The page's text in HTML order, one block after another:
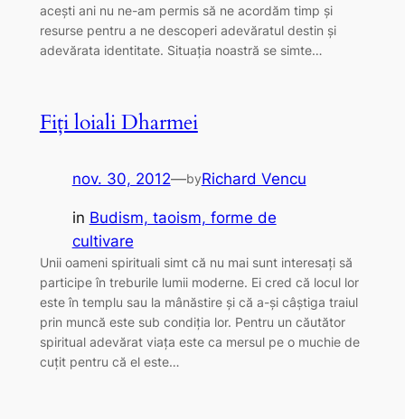
acești ani nu ne-am permis să ne acordăm timp și
resurse pentru a ne descoperi adevăratul destin și
adevărata identitate. Situația noastră se simte…
Fiți loiali Dharmei
nov. 30, 2012—byRichard Vencu
in Budism, taoism, forme de
cultivare
Unii oameni spirituali simt că nu mai sunt interesați să
participe în treburile lumii moderne. Ei cred că locul lor
este în templu sau la mânăstire și că a-și câștiga traiul
prin muncă este sub condiția lor. Pentru un căutător
spiritual adevărat viața este ca mersul pe o muchie de
cuțit pentru că el este…